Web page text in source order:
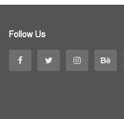
Follow Us